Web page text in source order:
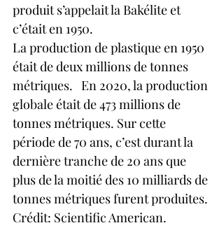
produit s’appelait la Bakélite et
c’était en 1950.
La production de plastique en 1950
était de deux millions de tonnes
métriques.   En 2020, la production
globale était de 473 millions de
tonnes métriques. Sur cette
période de 70 ans, c’est durant la
dernière tranche de 20 ans que
plus de la moitié des 10 milliards de
tonnes métriques furent produites.
Crédit: Scientific American.